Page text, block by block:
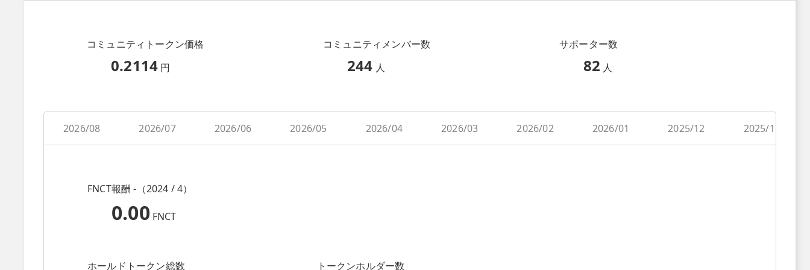
コミュニティトークン価格
0.2114 円
コミュニティメンバー数
244 人
サポーター数
82 人
2026/08 2026/07 2026/06 2026/05 2026/04 2026/03 2026/02 2026/01 2025/12 2025/11
FNCT報酬 -（2024 / 4）
0.00 FNCT
ホールドトークン総数 トークンホルダー数